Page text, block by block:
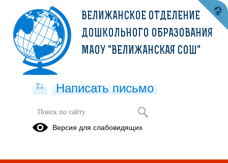
Наши Группы
ВЕЛИЖАНСКОЕ ОТДЕЛЕНИЕ
ДОШКОЛЬНОГО ОБРАЗОВАНИЯ
МАОУ "ВЕЛИЖАНСКАЯ СОШ"
Написать письмо
Версия для слабовидящих